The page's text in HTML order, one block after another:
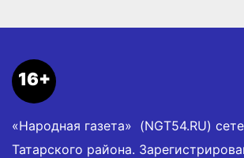
16+
«Народная газета» (NGT54.RU)
Татарского района.